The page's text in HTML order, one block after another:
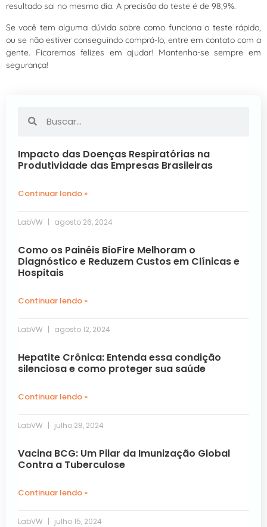
resultado sai no mesmo dia. A precisão do teste é de 98,9%.
Se você tem alguma dúvida sobre como funciona o teste rápido,
ou se não estiver conseguindo comprá-lo, entre em contato com a
gente. Ficaremos felizes em ajudar! Mantenha-se sempre em
segurança!
Impacto das Doenças Respiratórias na
Produtividade das Empresas Brasileiras
Continuar lendo »
LabVW agosto 26, 2024
Como os Painéis BioFire Melhoram o
Diagnóstico e Reduzem Custos em Clínicas e
Hospitais
Continuar lendo »
LabVW agosto 12, 2024
Hepatite Crônica: Entenda essa condição
silenciosa e como proteger sua saúde
Continuar lendo »
LabVW julho 28, 2024
Vacina BCG: Um Pilar da Imunização Global
Contra a Tuberculose
Continuar lendo »
LabVW julho 15, 2024